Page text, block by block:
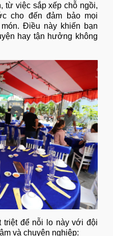
từ việc sắp xếp chỗ ngồi,
cho đến đảm bảo mọi
Điều này khiến bạn
hay tận hưởng không
triệt để nỗi lo này với đội
và chuyên nghiệp: